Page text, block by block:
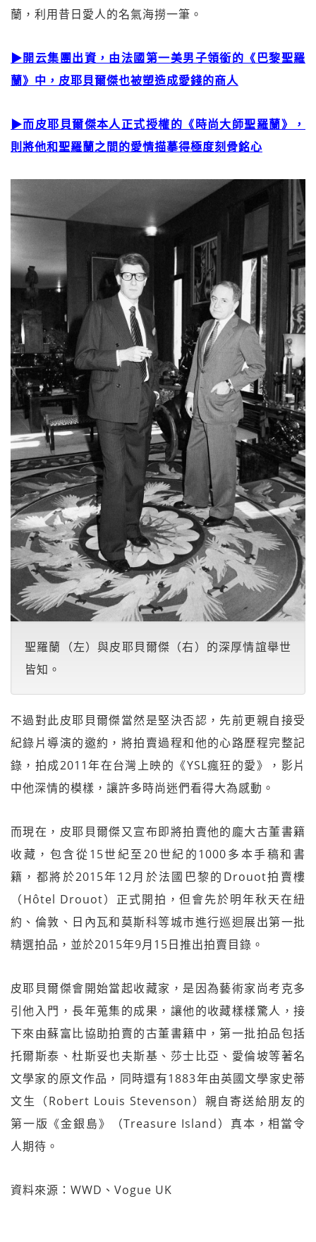
蘭，利用昔日愛人的名氣海撈一筆。
▶開云集團出資，由法國第一美男子領銜的《巴黎聖羅
蘭》中，皮耶貝爾傑也被塑造成愛錢的商人
▶而皮耶貝爾傑本人正式授權的《時尚大師聖羅蘭》，
則將他和聖羅蘭之間的愛情描摹得極度刻骨銘心
聖羅蘭（左）與皮耶貝爾傑（右）的深厚情誼舉世
皆知。
不過對此皮耶貝爾傑當然是堅決否認，先前更親自接受
紀錄片導演的邀約，將拍賣過程和他的心路歷程完整記
錄，拍成2011年在台灣上映的《YSL瘋狂的愛》，影片
中他深情的模樣，讓許多時尚迷們看得大為感動。
而現在，皮耶貝爾傑又宣布即將拍賣他的龐大古董書籍
收藏，包含從15世紀至20世紀的1000多本手稿和書
籍，都將於2015年12月於法國巴黎的Drouot拍賣樓
（Hôtel Drouot）正式開拍，但會先於明年秋天在紐
約、倫敦、日內瓦和莫斯科等城市進行巡迴展出第一批
精選拍品，並於2015年9月15日推出拍賣目錄。
皮耶貝爾傑會開始當起收藏家，是因為藝術家尚考克多
引他入門，長年蒐集的成果，讓他的收藏樣樣驚人，接
下來由蘇富比協助拍賣的古董書籍中，第一批拍品包括
托爾斯泰、杜斯妥也夫斯基、莎士比亞、愛倫坡等著名
文學家的原文作品，同時還有1883年由英國文學家史蒂
文生（Robert Louis Stevenson）親自寄送給朋友的
第一版《金銀島》（Treasure Island）真本，相當令
人期待。
資料來源：WWD、Vogue UK